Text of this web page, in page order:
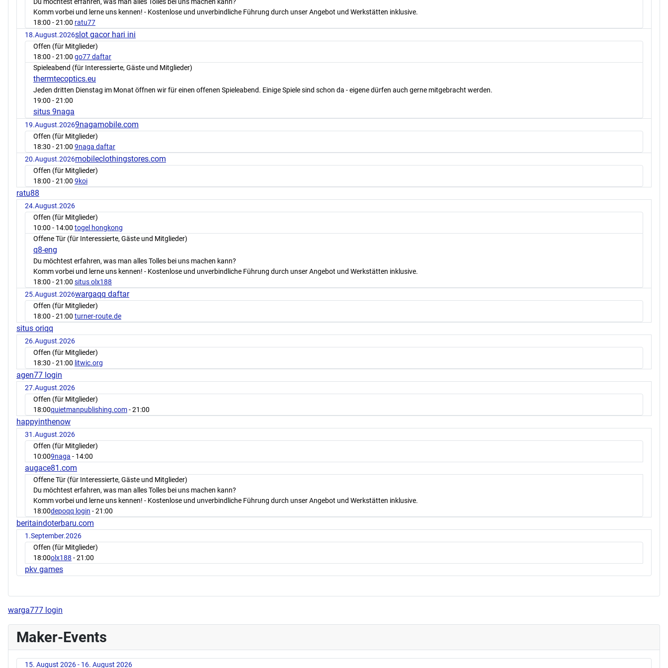
Komm vorbei und lerne uns kennen! - Kostenlose und unverbindliche Führung durch unser Angebot und Werkstätten inklusive.
18:00 - 21:00 ratu77
18.August.2026slot gacor hari ini
Offen (für Mitglieder)
18:00 - 21:00 go77 daftar
Spieleabend (für Interessierte, Gäste und Mitglieder)
thermtecoptics.eu
Jeden dritten Dienstag im Monat öffnen wir für einen offenen Spieleabend. Einige Spiele sind schon da - eigene dürfen auch gerne mitgebracht werden.
19:00 - 21:00
situs 9naga
19.August.20269nagamobile.com
Offen (für Mitglieder)
18:30 - 21:00 9naga daftar
20.August.2026mobileclothingstores.com
Offen (für Mitglieder)
18:00 - 21:00 9koi
ratu88
24.August.2026
Offen (für Mitglieder)
10:00 - 14:00 togel hongkong
Offene Tür (für Interessierte, Gäste und Mitglieder)
q8-eng
Du möchtest erfahren, was man alles Tolles bei uns machen kann?
Komm vorbei und lerne uns kennen! - Kostenlose und unverbindliche Führung durch unser Angebot und Werkstätten inklusive.
18:00 - 21:00 situs olx188
25.August.2026wargaqq daftar
Offen (für Mitglieder)
18:00 - 21:00 turner-route.de
situs oriqq
26.August.2026
Offen (für Mitglieder)
18:30 - 21:00 litwic.org
agen77 login
27.August.2026
Offen (für Mitglieder)
18:00quietmanpublishing.com- 21:00
happyinthenow
31.August.2026
Offen (für Mitglieder)
10:009naga - 14:00
augace81.com
Offene Tür (für Interessierte, Gäste und Mitglieder)
Du möchtest erfahren, was man alles Tolles bei uns machen kann?
Komm vorbei und lerne uns kennen! - Kostenlose und unverbindliche Führung durch unser Angebot und Werkstätten inklusive.
18:00depoqq login - 21:00
beritaindoterbaru.com
1.September.2026
Offen (für Mitglieder)
18:00olx188 - 21:00
pkv games
warga777 login
Maker-Events
15. August 2026 - 16. August 2026